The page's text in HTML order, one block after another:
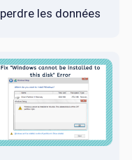
perdre les données